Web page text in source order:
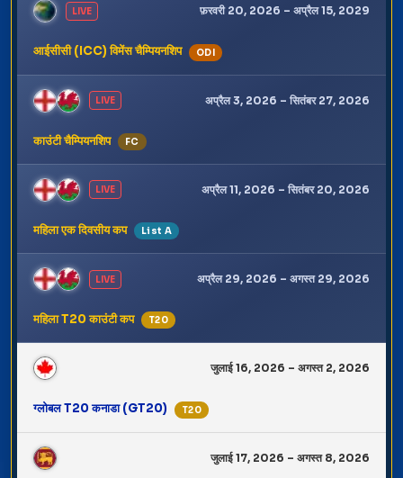
आईसीसी (ICC) विमेंस चैम्पियनशिप ODI
फ़रवरी 20, 2026 – अप्रैल 15, 2029
LIVE
काउंटी चैम्पियनशिप FC
अप्रैल 3, 2026 – सितंबर 27, 2026
LIVE
महिला एक दिवसीय कप List A
अप्रैल 11, 2026 – सितंबर 20, 2026
LIVE
महिला T20 काउंटी कप T20
अप्रैल 29, 2026 – अगस्त 29, 2026
LIVE
ग्लोबल T20 कनाडा (GT20) T20
जुलाई 16, 2026 – अगस्त 2, 2026
जुलाई 17, 2026 – अगस्त 8, 2026